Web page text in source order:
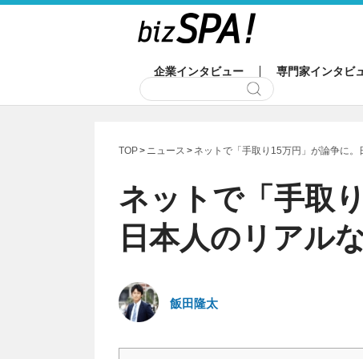
企業インタビュー 専門家インタビ
TOP ニュース ネットで「手取り15万円」が論争に。
ネットで「手取
日本人のリアル
飯田隆太